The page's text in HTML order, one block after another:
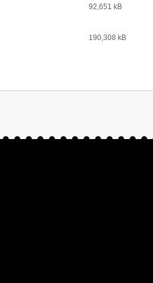
92,651 kB
190,308 kB